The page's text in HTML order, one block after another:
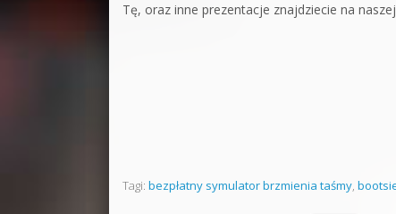
Tę, oraz inne prezentacje znajdziecie na
Tagi: bezpłatny symulator brzmienia taśmy,